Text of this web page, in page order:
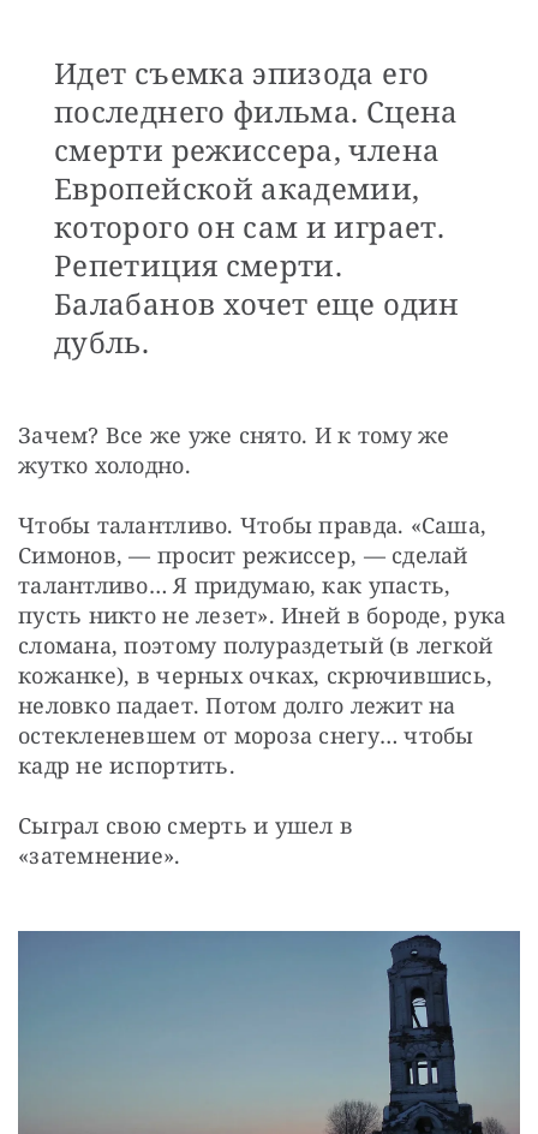
Идет съемка эпизода его
последнего фильма. Сцена
смерти режиссера, члена
Европейской академии,
которого он сам и играет.
Репетиция смерти.
Балабанов хочет еще один
дубль.
Зачем? Все же уже снято. И к тому же
жутко холодно.
Чтобы талантливо. Чтобы правда. «Саша,
Симонов, — просит режиссер, — сделай
талантливо… Я придумаю, как упасть,
пусть никто не лезет». Иней в бороде, рука
сломана, поэтому полураздетый (в легкой
кожанке), в черных очках, скрючившись,
неловко падает. Потом долго лежит на
остекленевшем от мороза снегу… чтобы
кадр не испортить.
Сыграл свою смерть и ушел в
«затемнение».